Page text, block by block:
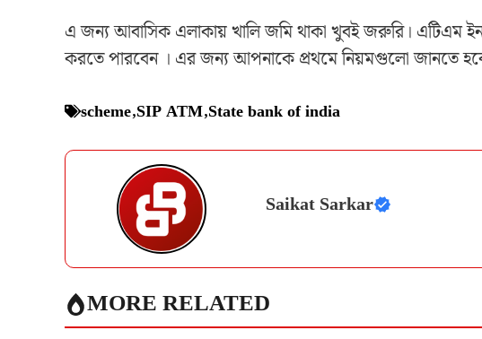
এ জন্য আবাসিক এলাকায় খালি জমি থাকা খুবই জরুরি। এটিএম
করতে পারবেন । এর জন্য আপনাকে প্রথমে নিয়মগুলো জানতে
scheme,SIP ATM,State bank of india
Saikat Sarkar
MORE RELATED